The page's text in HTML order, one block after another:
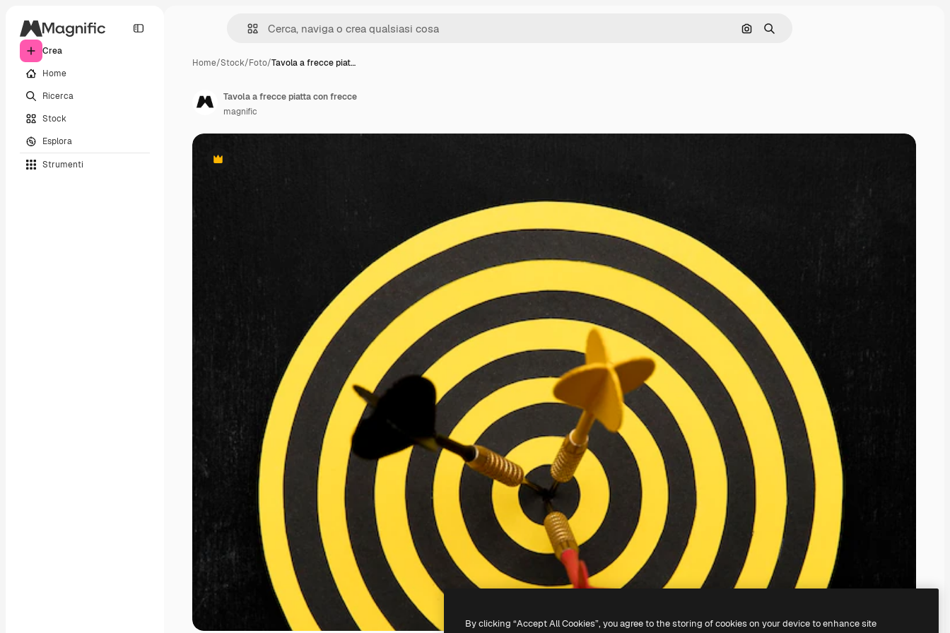
Crea
Home
Ricerca
Stock
Esplora
Strumenti
Cerca per immagine
Ricerca
Home/Stock/Foto/Tavola a frecce piat…
Premium
Tavola a frecce piatta con frecce
magnific
By clicking “Accept All Cookies”, you agree to the storing of cookies on your device to enhance site